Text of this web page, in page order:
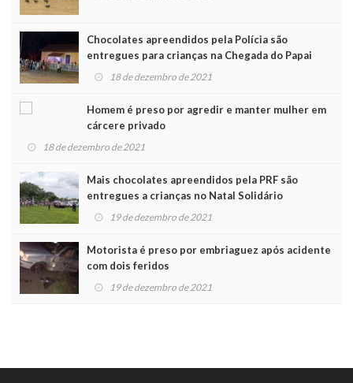
Chocolates apreendidos pela Polícia são
entregues para crianças na Chegada do Papai
Noel 18 de dezembro de 2021
Homem é preso por agredir e manter mulher em
cárcere privado
18 de dezembro de 2021
Mais chocolates apreendidos pela PRF são
entregues a crianças no Natal Solidário
19 de dezembro de 2021
Motorista é preso por embriaguez após acidente
com dois feridos
19 de dezembro de 2021